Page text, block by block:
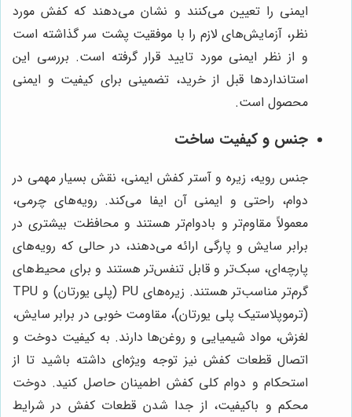
ایمنی را تعیین می‌کنند و نشان می‌دهند که کفش مورد
نظر، آزمایش‌های لازم را با موفقیت پشت سر گذاشته است
و از نظر ایمنی مورد تایید قرار گرفته است. بررسی این
استانداردها قبل از خرید، تضمینی برای کیفیت و ایمنی
محصول است.
جنس و کیفیت ساخت
جنس رویه، زیره و آستر کفش ایمنی، نقش بسیار مهمی در
دوام، راحتی و ایمنی آن ایفا می‌کند. رویه‌های چرمی،
معمولاً مقاوم‌تر و بادوام‌تر هستند و محافظت بیشتری در
برابر سایش و پارگی ارائه می‌دهند، در حالی که رویه‌های
پارچه‌ای، سبک‌تر و قابل تنفس‌تر هستند و برای محیط‌های
گرم‌تر مناسب‌تر هستند. زیره‌های PU (پلی یورتان) و TPU
(ترموپلاستیک پلی یورتان)، مقاومت خوبی در برابر سایش،
لغزش، مواد شیمیایی و روغن‌ها دارند. به کیفیت دوخت و
اتصال قطعات کفش نیز توجه ویژه‌ای داشته باشید تا از
استحکام و دوام کلی کفش اطمینان حاصل کنید. دوخت
محکم و باکیفیت، از جدا شدن قطعات کفش در شرایط